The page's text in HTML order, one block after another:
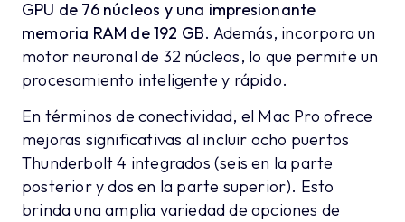
GPU de 76 núcleos y una impresionante
memoria RAM de 192 GB. Además, incorpora un
motor neuronal de 32 núcleos, lo que permite un
procesamiento inteligente y rápido.
En términos de conectividad, el Mac Pro ofrece
mejoras significativas al incluir ocho puertos
Thunderbolt 4 integrados (seis en la parte
posterior y dos en la parte superior). Esto
brinda una amplia variedad de opciones de